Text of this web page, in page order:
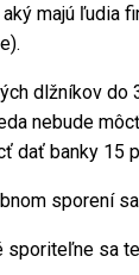
aký majú ľudia
dlžníkov do
nebude
dať banky 15
sporení
sporiteľne sa